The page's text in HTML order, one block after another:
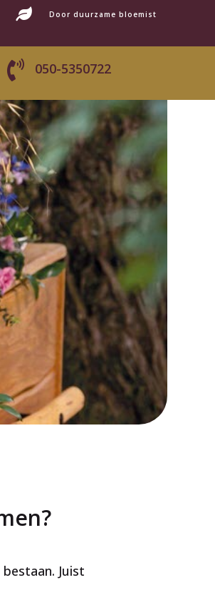
 Door duurzame bloemist
 050-5350722
Juist